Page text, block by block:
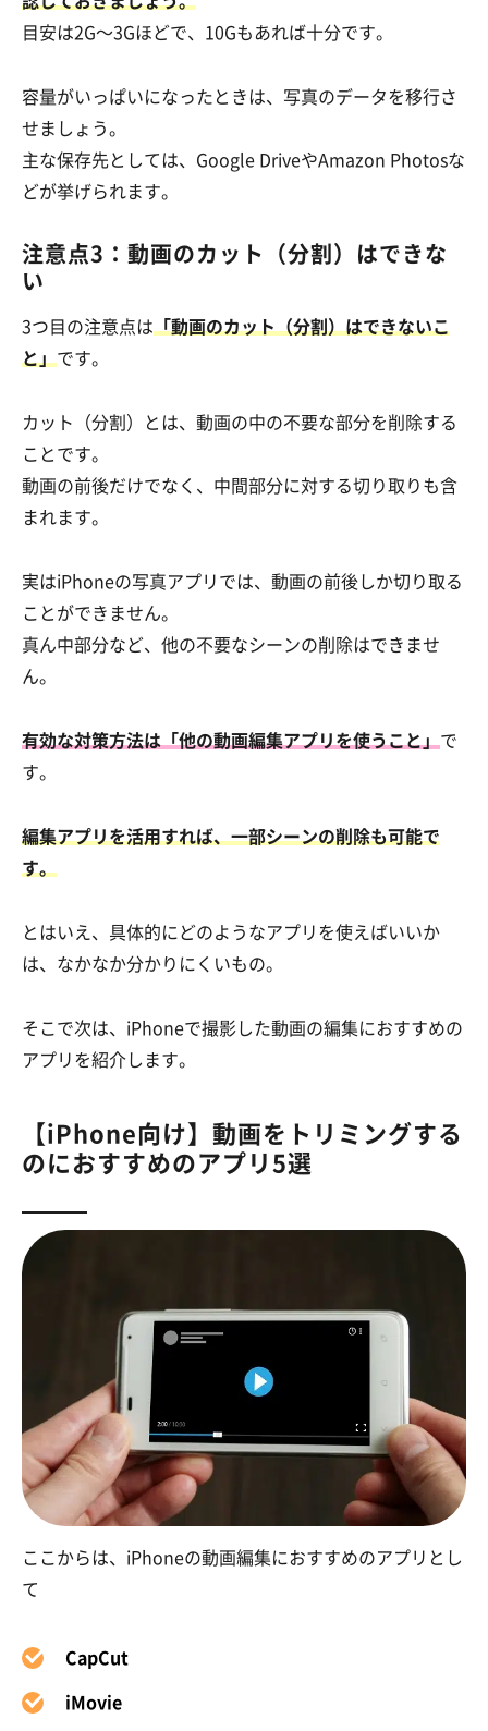
目安は2G～3Gほどで、10Gもあれば十分です。
容量がいっぱいになったときは、写真のデータを移行さ
せましょう。
主な保存先としては、Google DriveやAmazon Photosな
どが挙げられます。
注意点3：動画のカット（分割）はできな
い
3つ目の注意点は 「動画のカット（分割）はできないこ
と」 です。
カット（分割）とは、動画の中の不要な部分を削除する
ことです。
動画の前後だけでなく、中間部分に対する切り取りも含
まれます。
実はiPhoneの写真アプリでは、動画の前後しか切り取る
ことができません。
真ん中部分など、他の不要なシーンの削除はできませ
ん。
有効な対策方法は「他の動画編集アプリを使うこと」 で
す。
編集アプリを活用すれば、一部シーンの削除も可能で
す。
とはいえ、具体的にどのようなアプリを使えばいいか
は、なかなか分かりにくいもの。
そこで次は、iPhoneで撮影した動画の編集におすすめの
アプリを紹介します。
【iPhone向け】動画をトリミングする
のにおすすめのアプリ5選
ここからは、iPhoneの動画編集におすすめのアプリとし
て
CapCut
iMovie